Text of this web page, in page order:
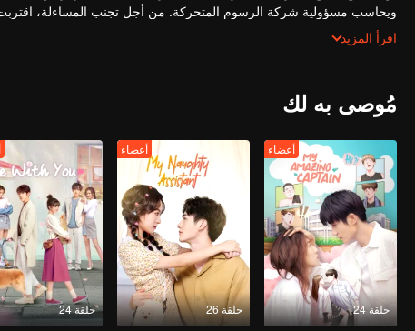
ويحاسب مسؤولية شركة الرسوم المتحركة. من أجل تجنب المساءلة،
أن تظاهر بأنها خطيبته!
اقرأ المزيد
مُوصى به لك
حلقة 24
أعضاء
حلقة 26
أعضاء
حلقة 24